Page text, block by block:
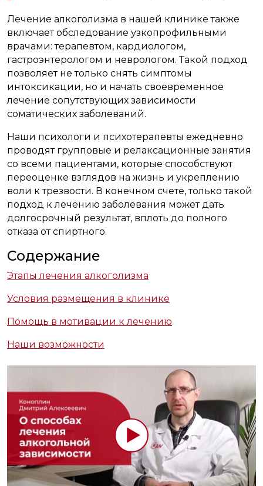
Лечение алкоголизма в нашей клинике также
включает обследование узкопрофильными
врачами: терапевтом, кардиологом,
гастроэнтерологом и неврологом. Такой подход
позволяет не только снять симптомы
интоксикации, но и начать своевременное
лечение сопутствующих зависимости
соматических заболеваний.
Наши психологи и психотерапевты ежедневно
проводят групповые и релаксационные занятия
со всеми пациентами, которые способствуют
переоценке взглядов на жизнь и укреплению
воли к трезвости. В конечном счете, только такой
подход к лечению заболевания может дать
долгосрочный результат, вплоть до полного
отказа от спиртного.
Содержание
Этапы лечения алкоголизма
Условия размещения в клинике
Помощь в мотивации к лечению
Наши возможности